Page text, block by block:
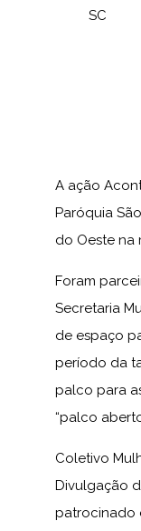
SC
A ação
Paróquia
do Oeste na
Foram
Secretaria
de espaço
período da
palco para
“palco
Coletivo
Divulgação
patrocinado